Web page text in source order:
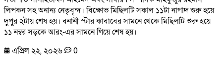
লিপকন সহ অনান্য নেতৃবৃন্দ। বিক্ষোভ মিছিলটি সকাল ১১টা নাগাদ শুরু হয়ে
দুপুর ২টায় শেষ হয়। বনানী স্টার কাবাবের সামনে থেকে মিছিলটি শুরু হয়ে
১১ নম্বর সড়কে আরং-এর সামনে গিয়ে শেষ হয়।
এপ্রিল ২২, ২০২৬
0